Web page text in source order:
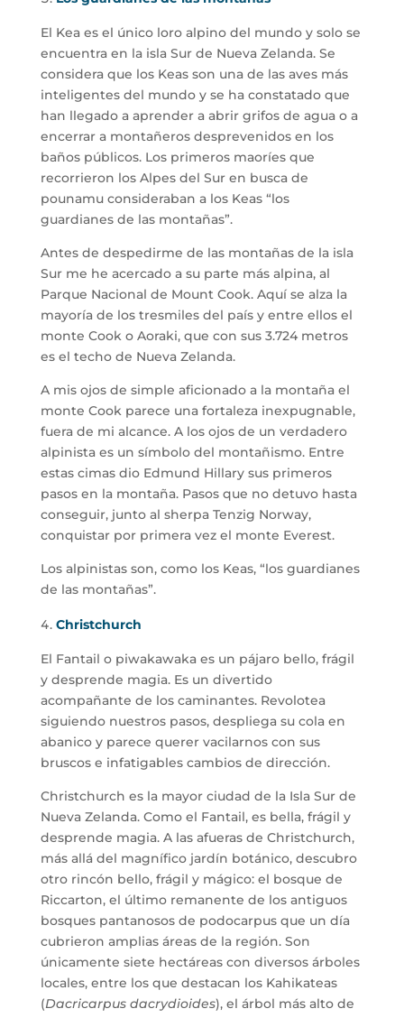
El Kea es el único loro alpino del mundo y solo se
encuentra en la isla Sur de Nueva Zelanda. Se
considera que los Keas son una de las aves más
inteligentes del mundo y se ha constatado que
han llegado a aprender a abrir grifos de agua o a
encerrar a montañeros desprevenidos en los
baños públicos. Los primeros maoríes que
recorrieron los Alpes del Sur en busca de
pounamu consideraban a los Keas “los
guardianes de las montañas”.
Antes de despedirme de las montañas de la isla
Sur me he acercado a su parte más alpina, al
Parque Nacional de Mount Cook. Aquí se alza la
mayoría de los tresmiles del país y entre ellos el
monte Cook o Aoraki, que con sus 3.724 metros
es el techo de Nueva Zelanda.
A mis ojos de simple aficionado a la montaña el
monte Cook parece una fortaleza inexpugnable,
fuera de mi alcance. A los ojos de un verdadero
alpinista es un símbolo del montañismo. Entre
estas cimas dio Edmund Hillary sus primeros
pasos en la montaña. Pasos que no detuvo hasta
conseguir, junto al sherpa Tenzig Norway,
conquistar por primera vez el monte Everest.
Los alpinistas son, como los Keas, “los guardianes
de las montañas”.
Christchurch
El Fantail o piwakawaka es un pájaro bello, frágil
y desprende magia. Es un divertido
acompañante de los caminantes. Revolotea
siguiendo nuestros pasos, despliega su cola en
abanico y parece querer vacilarnos con sus
bruscos e infatigables cambios de dirección.
Christchurch es la mayor ciudad de la Isla Sur de
Nueva Zelanda. Como el Fantail, es bella, frágil y
desprende magia. A las afueras de Christchurch,
más allá del magnífico jardín botánico, descubro
otro rincón bello, frágil y mágico: el bosque de
Riccarton, el último remanente de los antiguos
bosques pantanosos de podocarpus que un día
cubrieron amplias áreas de la región. Son
únicamente siete hectáreas con diversos árboles
locales, entre los que destacan los Kahikateas
(Dacricarpus dacrydioides), el árbol más alto de